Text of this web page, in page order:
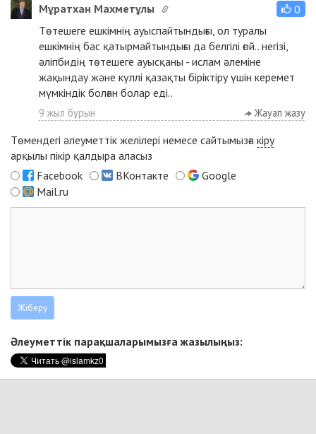
Мұратхан Махметұлы
0
Төтешеге ешкімнің ауыспайтындығы, ол туралы
ешкімнің бас қатырмайтындығы да белгілі ғой.. негізі,
әліпбидің төтешеге ауысқаны - ислам әлеміне
жақындау және күллі қазақты біріктіру үшін керемет
мүмкіндік болған болар еді..
9 жыл бұрын Жауап жазу
Төмендегі әлеуметтік желілері немесе сайтымызға кіру
арқылы пікір қалдыра аласыз
Facebook
ВКонтакте
Google
Mail.ru
Әлеуметтік парақшаларымызға жазылыңыз: